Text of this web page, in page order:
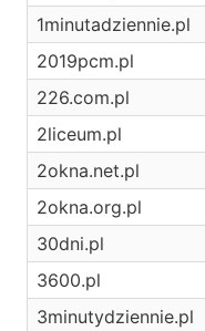
1minutadziennie.pl
2019pcm.pl
226.com.pl
2liceum.pl
2okna.net.pl
2okna.org.pl
30dni.pl
3600.pl
3minutydziennie.pl